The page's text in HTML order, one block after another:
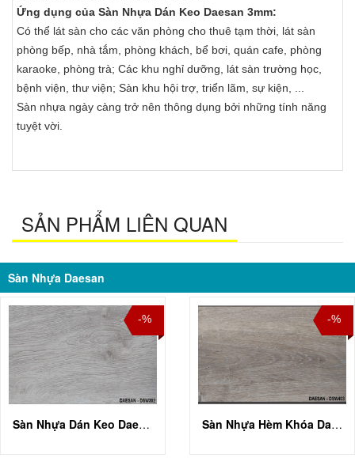
Ứng dụng của Sàn Nhựa Dán Keo Daesan 3mm:
Có thể lát sàn cho các văn phòng cho thuê tạm thời, lát sàn
phòng bếp, nhà tắm, phòng khách, bể bơi, quán cafe, phòng
karaoke, phòng trà; Các khu nghỉ dưỡng, lát sàn trường học,
bệnh viện, thư viện; Sàn khu hội trợ, triển lãm, sự kiện, ...
Sàn nhựa ngày càng trở nên thông dụng bởi những tính năng
tuyệt vời.
SẢN PHẨM LIÊN QUAN
Sàn Nhựa Daesan
-%
Sàn Nhựa Dán Keo Daesan DSW 302
-%
Sàn Nhựa Hèm Khóa Daesan DSW 403